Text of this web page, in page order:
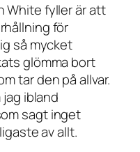
White fyller är att
för
så mycket
glömma bort
tar den på allvar.
ibland
sagt inget
av allt.